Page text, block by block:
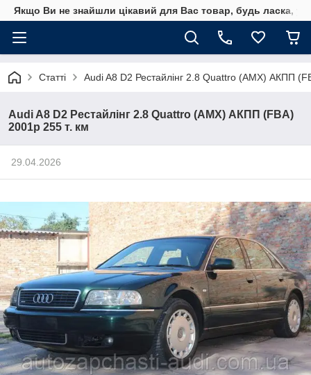
Якщо Ви не знайшли цікавий для Вас товар, будь ласка,
Статті Audi A8 D2 Рестайлінг 2.8 Quattro (AMX) АКПП
Audi A8 D2 Рестайлінг 2.8 Quattro (AMX) АКПП (FBA)
2001р 255 т. км
29.04.2026